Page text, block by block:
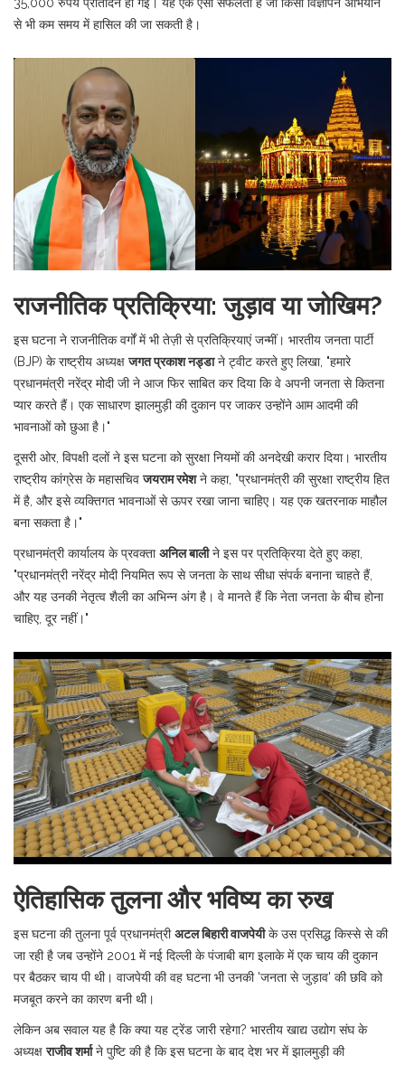
से भी कम समय में हासिल की जा सकती है।
राजनीतिक प्रतिक्रिया: जुड़ाव या जोखिम?
इस घटना ने राजनीतिक वर्गों में भी तेज़ी से प्रतिक्रियाएं जन्मीं। भारतीय जनता पार्टी
(BJP) के राष्ट्रीय अध्यक्षजगत प्रकाश नड्डाने ट्वीट करते हुए लिखा, "हमारे
प्रधानमंत्री नरेंद्र मोदी जी ने आज फिर साबित कर दिया कि वे अपनी जनता से कितना
प्यार करते हैं। एक साधारण झालमुड़ी की दुकान पर जाकर उन्होंने आम आदमी की
भावनाओं को छुआ है।"
दूसरी ओर, विपक्षी दलों ने इस घटना को सुरक्षा नियमों की अनदेखी करार दिया। भारतीय
राष्ट्रीय कांग्रेसके महासचिवजयराम रमेशने कहा, "प्रधानमंत्री की सुरक्षा राष्ट्रीय हित
में है, और इसे व्यक्तिगत भावनाओं से ऊपर रखा जाना चाहिए। यह एक खतरनाक माहौल
बना सकता है।"
प्रधानमंत्री कार्यालय के प्रवक्ताअनिल बालीने इस पर प्रतिक्रिया देते हुए कहा,
"प्रधानमंत्री नरेंद्र मोदी नियमित रूप से जनता के साथ सीधा संपर्क बनाना चाहते हैं,
और यह उनकी नेतृत्व शैली का अभिन्न अंग है। वे मानते हैं कि नेता जनता के बीच होना
चाहिए, दूर नहीं।"
ऐतिहासिक तुलना और भविष्य का रुख
इस घटना की तुलना पूर्व प्रधानमंत्रीअटल बिहारी वाजपेयीके उस प्रसिद्ध किस्से से की
जा रही है जब उन्होंने 2001 में नई दिल्ली के पंजाबी बाग इलाके में एक चाय की दुकान
पर बैठकर चाय पी थी। वाजपेयी की वह घटना भी उनकी 'जनता से जुड़ाव' की छवि को
मजबूत करने का कारण बनी थी।
लेकिन अब सवाल यह है कि क्या यह ट्रेंड जारी रहेगा? भारतीय खाद्य उद्योग संघके
अध्यक्षराजीव शर्माने पुष्टि की है कि इस घटना के बाद देश भर में झालमुड़ी की